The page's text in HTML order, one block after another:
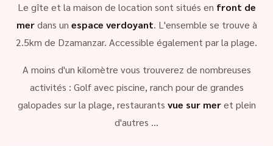
Le gîte et la maison de location sont situés en front de
merdans un espace verdoyant. L'ensemble se trouve à
2.5km de Dzamanzar. Accessible également par la plage.
A moins d'un kilomètre vous trouverez de nombreuses
activités : Golf avec piscine, ranch pour de grandes
galopades sur la plage, restaurants vue sur meret plein
d'autres …